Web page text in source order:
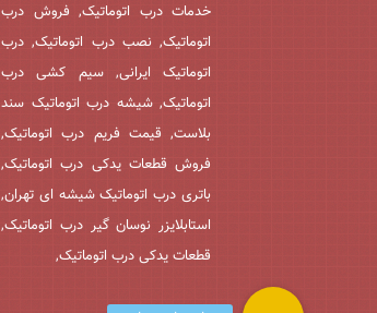
خدمات درب اتوماتیک, فروش درب
اتوماتیک, نصب درب اتوماتیک, درب
اتوماتیک ایرانی, سیم کشی درب
اتوماتیک, شیشه درب اتوماتیک سند
بلاست, قیمت فریم درب اتوماتیک,
فروش قطعات یدکی درب اتوماتیک,
باتری درب اتوماتیک شیشه ای تهران,
استابلایزر نوسان گیر درب اتوماتیک,
قطعات یدکی درب اتوماتیک,